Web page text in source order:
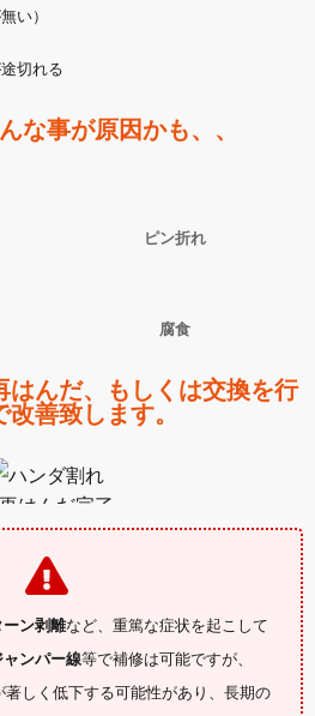
い）
切れる
な事が原因かも、、
ピン折れ
腐食
はんだ、もしくは交換を行
改善致します。
ーン剥離など、重篤な症状を起こして
ャンパー線等で補修は可能ですが、
しく低下する可能性があり、長期の